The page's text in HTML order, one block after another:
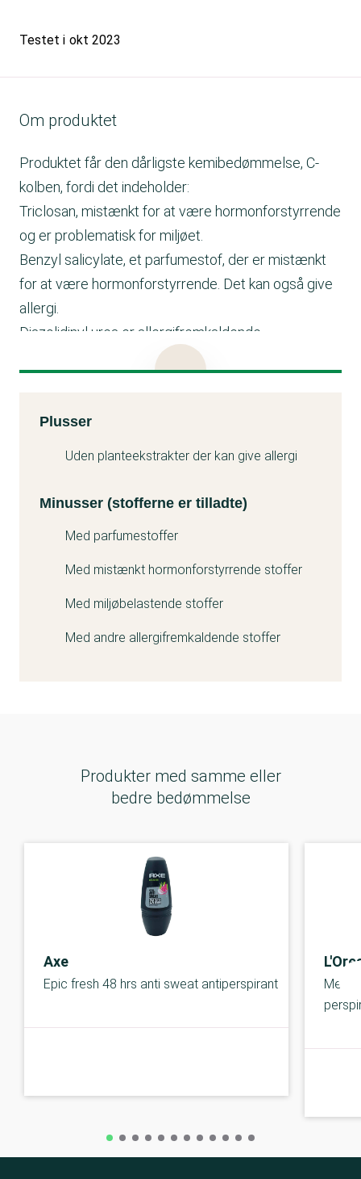
Testet i okt 2023
Om produktet
Produktet får den dårligste kemibedømmelse, C-
kolben, fordi det indeholder:
Triclosan, mistænkt for at være hormonforstyrrende
og er problematisk for miljøet.
Benzyl salicylate, et parfumestof, der er mistænkt
for at være hormonforstyrrende. Det kan også give
allergi.
Diazolidinyl urea er allergifremkaldende.
Methylparaben er mistænkt for at være
Parfume kan give allergi.
Hexyl cinnamal, et parfumestof, der kan give allergi.
Geraniol, et parfumestof, der kan give allergi.
Citronellol, et parfumestof, der kan give allergi.
Amyl cinnamal er et parfumestof, der kan give
Eugenol er et parfumestof, der kan give allergi.
Kemitest
Plusser
Uden planteekstrakter der kan give allergi
Minusser (stofferne er tilladte)
Med parfumestoffer
Med mistænkt hormonforstyrrende stoffer
Med miljøbelastende stoffer
Med andre allergifremkaldende stoffer
Produkter med samme eller
bedre bedømmelse
Axe
Epic fresh 48 hrs anti sweat antiperspirant
Men
C-kolbe